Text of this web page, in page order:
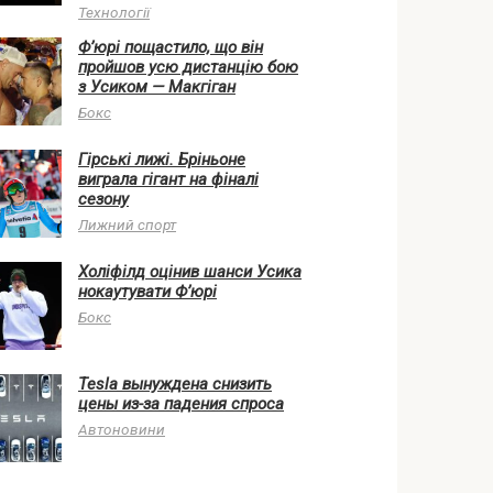
Технології
Ф’юрі пощастило, що він
пройшов усю дистанцію бою
з Усиком — Макгіган
Бокс
Гірські лижі. Бріньоне
виграла гігант на фіналі
сезону
Лижний спорт
Холіфілд оцінив шанси Усика
нокаутувати Ф’юрі
Бокс
Tesla вынуждена снизить
цены из-за падения спроса
Автоновини